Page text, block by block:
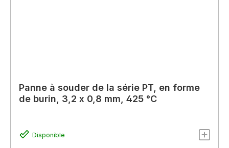
Panne à souder de la série PT, en forme
de burin, 3,2 x 0,8 mm, 425 °C
Disponible